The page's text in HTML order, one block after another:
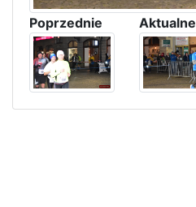
Poprzednie Aktualne